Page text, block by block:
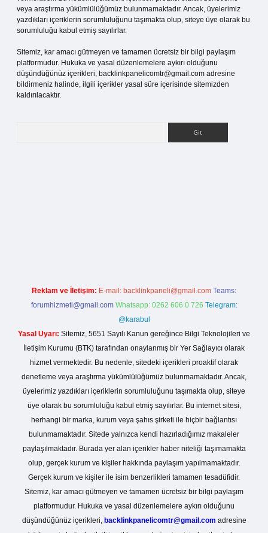
veya araştırma yükümlülüğümüz bulunmamaktadır. Ancak, üyelerimiz
yazdıkları içeriklerin sorumluluğunu taşımakta olup, siteye üye olarak bu
sorumluluğu kabul etmiş sayılırlar.
Sitemiz, kar amacı gütmeyen ve tamamen ücretsiz bir bilgi paylaşım
platformudur. Hukuka ve yasal düzenlemelere aykırı olduğunu
düşündüğünüz içerikleri, backlinkpanelicomtr@gmail.com adresine
bildirmeniz halinde, ilgili içerikler yasal süre içerisinde sitemizden
kaldırılacaktır.
Reklam ve İletişim: E-mail: backlinkpaneli@gmail.com Teams:
forumhizmeti@gmail.com Whatsapp: 0262 606 0 726 Telegram:
@karabul
Yasal Uyarı: Sitemiz, 5651 Sayılı Kanun gereğince Bilgi Teknolojileri ve
İletişim Kurumu (BTK) tarafından onaylanmış bir Yer Sağlayıcı olarak
hizmet vermektedir. Bu nedenle, sitedeki içerikleri proaktif olarak
denetleme veya araştırma yükümlülüğümüz bulunmamaktadır. Ancak,
üyelerimiz yazdıkları içeriklerin sorumluluğunu taşımakta olup, siteye
üye olarak bu sorumluluğu kabul etmiş sayılırlar. Bu internet sitesi,
herhangi bir marka, kurum veya şahıs şirketi ile hiçbir bağlantısı
bulunmamaktadır. Sitede yalnızca kendi hazırladığımız makaleler
paylaşılmaktadır. Burada yer alan içerikler haber niteliği taşımamakta
olup, gerçek kurum ve kişiler hakkında paylaşım yapılmamaktadır.
Gerçek kurum ve kişiler ile isim benzerlikleri tamamen tesadüfidir.
Sitemiz, kar amacı gütmeyen ve tamamen ücretsiz bir bilgi paylaşım
platformudur. Hukuka ve yasal düzenlemelere aykırı olduğunu
düşündüğünüz içerikleri, backlinkpanelicomtr@gmail.com adresine